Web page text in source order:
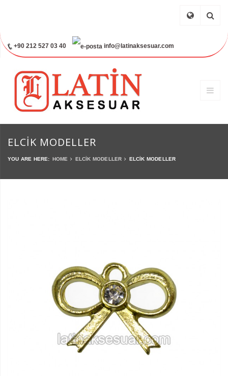
+90 212 527 03 40 info@latinaksesuar.com
ELCIK MODELLER
YOU ARE HERE: HOME ELCIK MODELLER ELCIK MODELLER